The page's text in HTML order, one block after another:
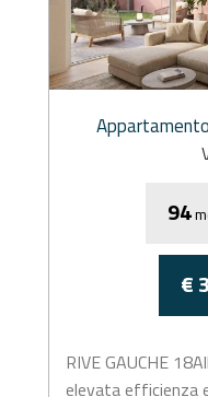
94
€
RIVE GAUCHE
elevata efficienza